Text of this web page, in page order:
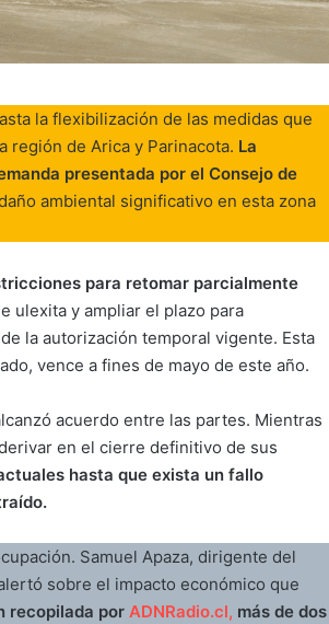
la flexibilización de las medidas que
región de Arica y Parinacota. La
presentada por el Consejo de
ambiental significativo en esta zona
para retomar parcialmente
ulexita y ampliar el plazo para
la autorización temporal vigente. Esta
vence a fines de mayo de este año.
acuerdo entre las partes. Mientras
en el cierre definitivo de sus
hasta que exista un fallo
Samuel Apaza, dirigente del
sobre el impacto económico que
recopilada por ADNRadio.cl, más de dos